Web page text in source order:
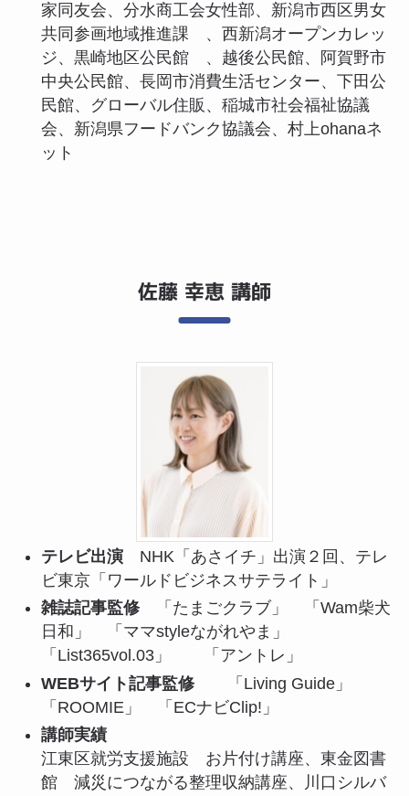
家同友会、分水商工会女性部、新潟市西区男女
共同参画地域推進課 、西新潟オープンカレッ
ジ、黒崎地区公民館 、越後公民館、阿賀野市
中央公民館、長岡市消費生活センター、下田公
民館、グローバル住販、稲城市社会福祉協議
会、新潟県フードバンク協議会、村上ohanaネ
ット
佐藤 幸恵 講師
テレビ出演NHK「あさイチ」出演２回、テレ
ビ東京「ワールドビジネスサテライト」
雑誌記事監修「たまごクラブ」 「Wam柴犬
日和」 「ママstyleながれやま」
「List365vol.03」 「アントレ」
WEBサイト記事監修「Living Guide」
「ROOMIE」 「ECナビClip!」
講師実績
江東区就労支援施設 お片付け講座、東金図書
館 減災につながる整理収納講座、川口シルバ